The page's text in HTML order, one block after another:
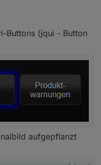
Buttons (jqui - Button
aufgepflanzt